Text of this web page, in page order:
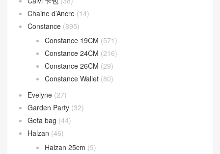
Chaine d’Ancre (14)
Constance (895)
Constance 19CM (571)
Constance 24CM (216)
Constance 26CM (29)
Constance Wallet (80)
Evelyne (27)
Garden Party (32)
Geta bag (44)
Halzan (46)
Halzan 25cm (9)